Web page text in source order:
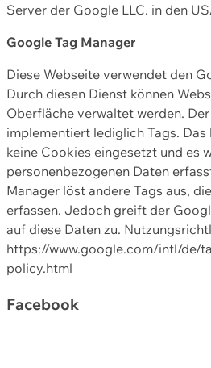
Server der Google LLC. in den
Google Tag Manager
Diese Webseite verwendet den
Durch diesen Dienst können
Oberfläche verwaltet werden.
implementiert lediglich Tags.
keine Cookies eingesetzt und es
personenbezogenen Daten
Manager löst andere Tags aus,
erfassen. Jedoch greift der
auf diese Daten zu.
https://www.google.com/intl/de/
policy.html
Facebook